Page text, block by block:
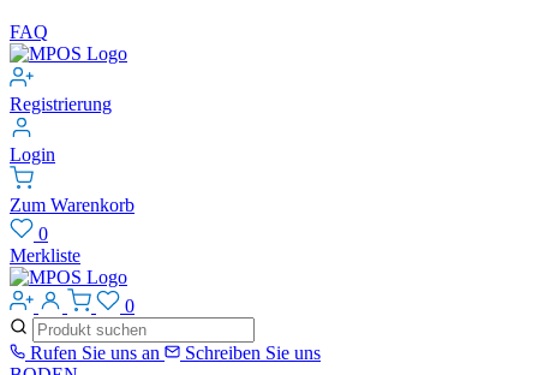
FAQ
Registrierung
Login
Zum Warenkorb
0
Merkliste
0
Rufen Sie uns an
Schreiben Sie uns